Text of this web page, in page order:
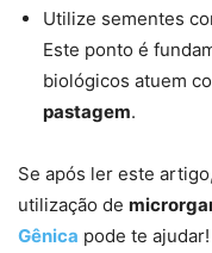
Utilize sementes
Este ponto é
biológicos atuem
pastagem.
Se após ler este
utilização de
Gênica pode te ajudar!